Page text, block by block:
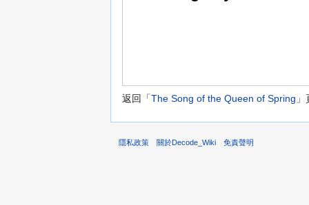
返回「The Song of the Queen of Spring
隱私政策 關於Decode_Wiki 免責聲明